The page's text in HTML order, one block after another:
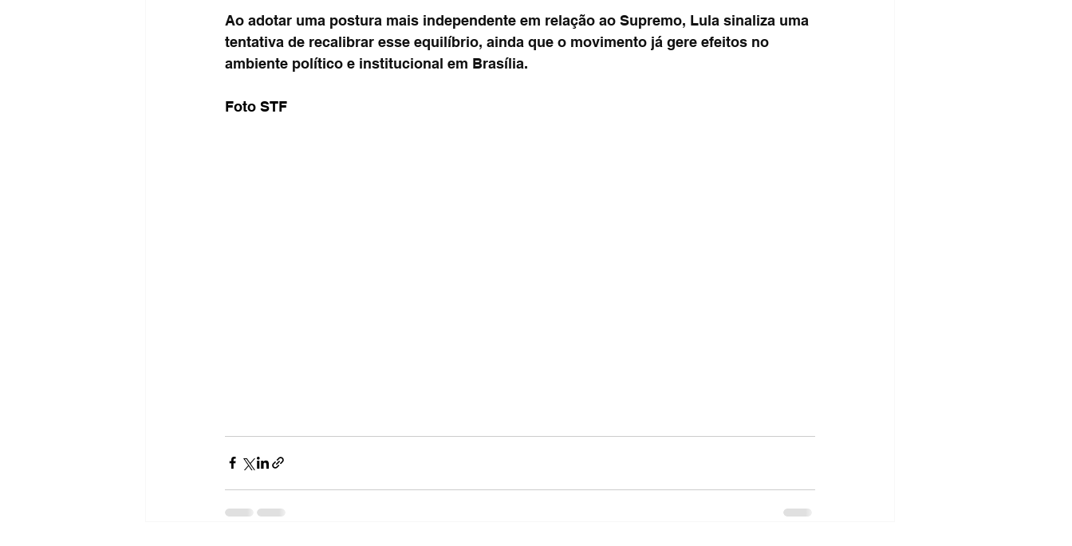
Ao adotar uma postura mais independente em relação ao Supremo, Lula sinaliza uma
tentativa de recalibrar esse equilíbrio, ainda que o movimento já gere efeitos no
ambiente político e institucional em Brasília.
Foto STF